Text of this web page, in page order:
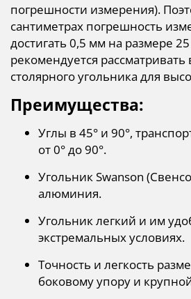
погрешности измерения).
сантиметрах погрешность
достигать 0,5 мм на размере
рекомендуется рассматривать
столярного угольника для
Преимущества:
Углы в 45° и 90°,
от 0° до 90°.
УгольникSwanson
алюминия.
Угольник легкий и им
экстремальных условиях.
Точность и легкость
боковому упору и